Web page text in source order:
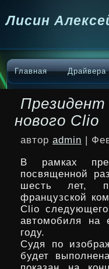
Лисин
Главная Драйвера
Президент
нового Clio
автор admin |
В рамках
посвященной
шесть лет,
французской
Clio
автомобиля на
году.
Судя по
будет